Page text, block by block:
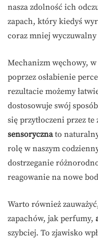
nasza zdolność ich
zapach, który kiedyś
coraz mniej
Mechanizm węchowy,
poprzez osłabienie
rezultacie możemy
dostosowuje swój
się przytłoczeni przez te
sensorycznato
rolę w naszym
dostrzeganie
reagowanie na nowe
Warto również
zapachów, jak perfumy,
szybciej. To zjawisko